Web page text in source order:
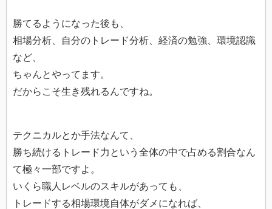
勝てるようになった後も、
相場分析、自分のトレード分析、経済の勉強、環境認識
など、
ちゃんとやってます。
だからこそ生き残れるんですね。
テクニカルとか手法なんて、
勝ち続けるトレード力という全体の中で占める割合なん
て極々一部ですよ。
いくら職人レベルのスキルがあっても、
トレードする相場環境自体がダメになれば、